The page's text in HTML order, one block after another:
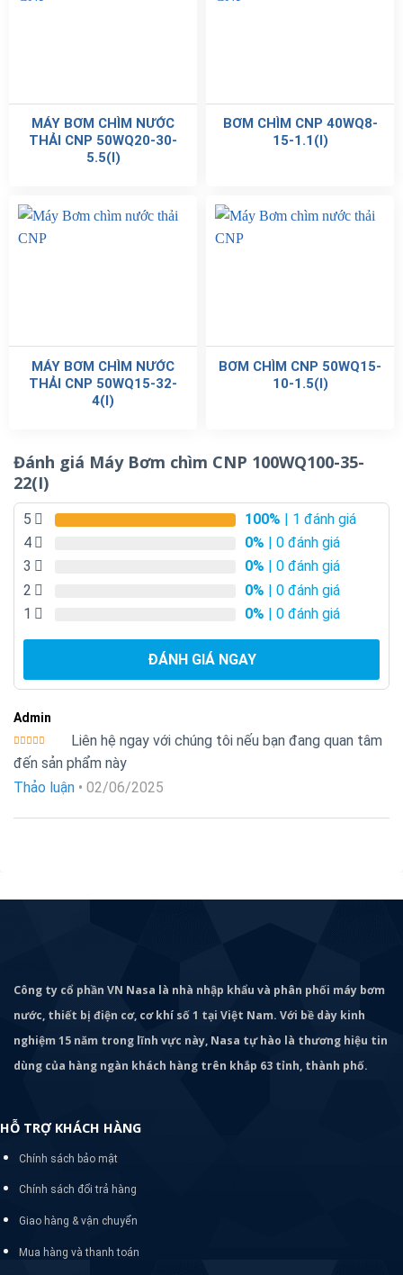
MÁY BƠM CHÌM NƯỚC
THẢI CNP 50WQ20-30-
5.5(I)
BƠM CHÌM CNP 40WQ8-
15-1.1(I)
MÁY BƠM CHÌM NƯỚC
THẢI CNP 50WQ15-32-
4(I)
BƠM CHÌM CNP 50WQ15-
10-1.5(I)
Đánh giá Máy Bơm chìm CNP 100WQ100-35-
22(I)
5 100% | 1 đánh giá
4
0% | 0 đánh giá
3
0% | 0 đánh giá
2
0% | 0 đánh giá
1
0% | 0 đánh giá
ĐÁNH GIÁ NGAY
Admin
Được xếp
hạng 55
Liên hệ ngay với chúng tôi nếu bạn đang quan tâm
đến sản phẩm này
Thảo luận • 02/06/2025
Công ty cổ phần VN Nasa là nhà nhập khẩu và phân phối máy bơm
nước, thiết bị điện cơ, cơ khí số 1 tại Việt Nam. Với bề dày kinh
nghiệm 15 năm trong lĩnh vực này, Nasa tự hào là thương hiệu tin
dùng của hàng ngàn khách hàng trên khắp 63 tỉnh, thành phố.
HỖ TRỢ KHÁCH HÀNG
Chính sách bảo mật
Chính sách đổi trả hàng
Giao hàng & vận chuyển
Mua hàng và thanh toán